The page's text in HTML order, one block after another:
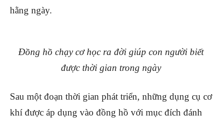
hằng ngày.
Đồng hồ chạy cơ học ra đời giúp con người biết
được thời gian trong ngày
Sau một đoạn thời gian phát triển, những dụng cụ cơ
khí được áp dụng vào đồng hồ với mục đích đánh